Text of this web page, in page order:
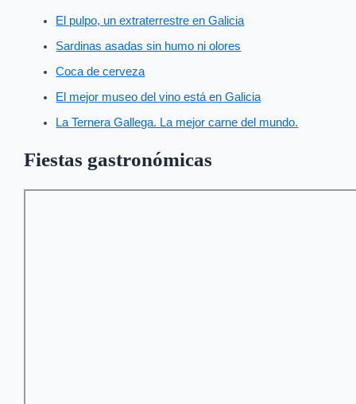
El pulpo, un extraterrestre en Galicia
Sardinas asadas sin humo ni olores
Coca de cerveza
El mejor museo del vino está en Galicia
La Ternera Gallega. La mejor carne del mundo.
Fiestas gastronómicas